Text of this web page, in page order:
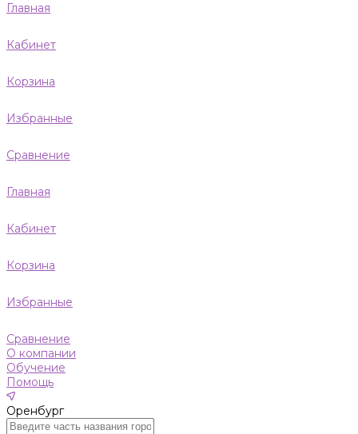
Главная
Кабинет
Корзина
Избранные
Сравнение
Главная
Кабинет
Корзина
Избранные
Сравнение
О компании
Обучение
Помощь
Оренбург